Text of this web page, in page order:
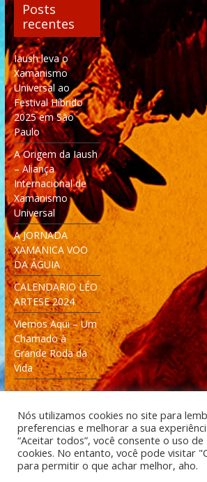
Posts
recentes
Iaush leva o
Xamanismo
Universal ao
Festival Híbrido
2025 em São
Paulo
A Origem da Iaush
– Aliança
Internacional de
Xamanismo
Universal
A JORNADA
XAMANICA VOO
DA ÁGUIA
CALENDARIO LÉO
ARTESE 2024
Viemos Aqui – Um
Chamado à
Grande Roda da
Vida
Desenvolvido: Moleculas4D -
Tecnologia
Nós utilizamos cookies no site para
preferencias e melhorar a sua
“Aceitar todos”, você consente o uso de
cookies. No entanto, você pode visitar
para permitir o que achar melhor, aho.